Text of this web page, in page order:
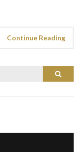
Continue Reading
Search